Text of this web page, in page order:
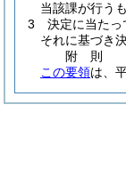
当該課が行う
3
決定に当たっ
それに基づき
附 則
この要領は、